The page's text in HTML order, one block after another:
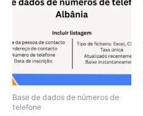
Base de dados de números de
telefone